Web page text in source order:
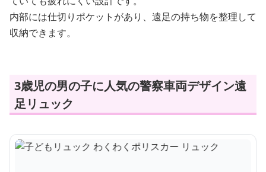
内部には仕切りポケットがあり、遠足の持ち物を整理して
収納できます。
3歳児の男の子に人気の警察車両デザイン遠
足リュック